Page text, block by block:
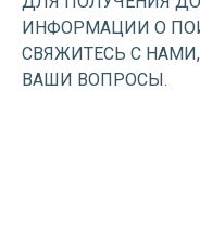
ИНФОРМАЦИИ О
СВЯЖИТЕСЬ С
ВАШИ ВОПРОСЫ.